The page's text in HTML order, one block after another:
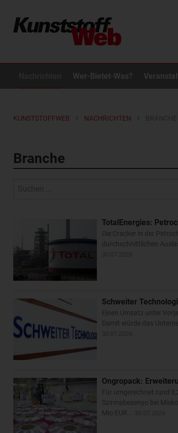
Wer-Bietet-Was?
KUNSTSTOFFWEB NACHRICHTEN
Branche
TotalEnergies:
Die Cracker in der
durchschnittlichen
Schweiter
Einen Umsatz unter
Damit würde das
Ongropack:
Für umgerechnet rund
Szirmabesenyo bei
Mio EUR...